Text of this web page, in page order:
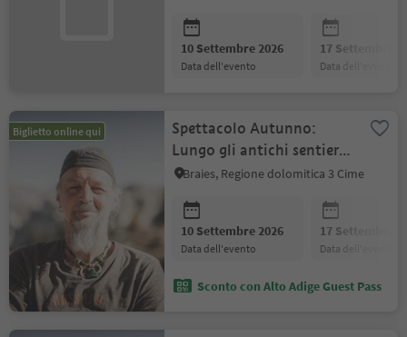
Elmo
10 Settembre 2026
data dell'evento
17 Settembre
data dell'evento
Biglietto online qui
Spettacolo Autunno:
Lungo gli antichi sentieri
dei pastori
Braies, Regione dolomitica 3 Cime
10 Settembre 2026
data dell'evento
17 Settembre
data dell'evento
Sconto con Alto Adige Guest Pass